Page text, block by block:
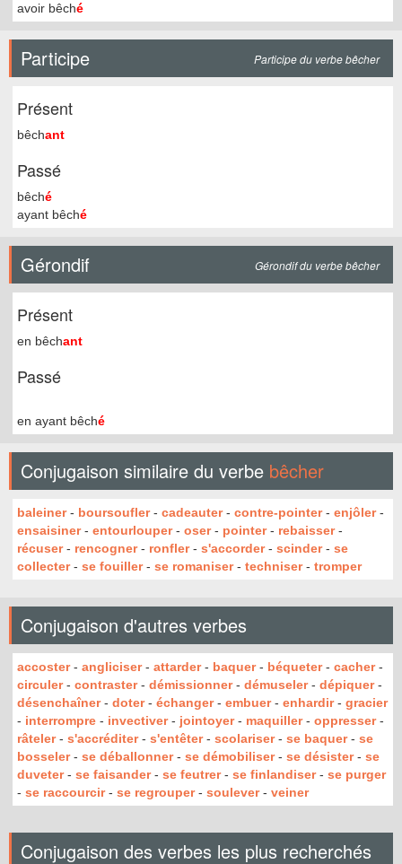
avoir bêché
Participe Participe du verbe bêcher
Présent
bêchant
Passé
bêché
ayant bêché
Gérondif Gérondif du verbe bêcher
Présent
en bêchant
Passé
en ayant bêché
Conjugaison similaire du verbe bêcher
baleiner- boursoufler- cadeauter- contre-pointer- enjôler-
ensaisiner- entourlouper- oser- pointer- rebaisser-
récuser- rencogner- ronfler- s'accorder- scinder- se
collecter- se fouiller- se romaniser- techniser- tromper
Conjugaison d'autres verbes
accoster- angliciser- attarder- baquer- béqueter- cacher-
circuler- contraster- démissionner- démuseler- dépiquer-
désenchaîner- doter- échanger- embuer- enhardir- gracier
- interrompre - invectiver- jointoyer- maquiller- oppresser-
râteler- s'accréditer- s'entêter- scolariser- se baquer- se
bosseler- se déballonner- se démobiliser- se désister- se
duveter- se faisander- se feutrer- se finlandiser- se purger
- se raccourcir- se regrouper- soulever- veiner
Conjugaison des verbes les plus recherchés